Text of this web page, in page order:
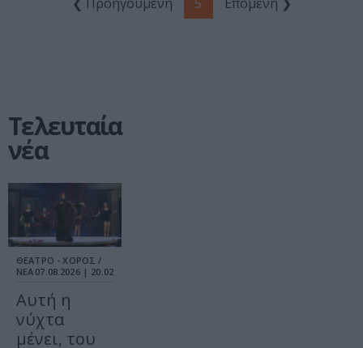
Τελευταία
νέα
ΘΕΑΤΡΟ - ΧΟΡΟΣ /
ΝΕΑ 07.08.2026 | 20.02
Αυτή η
νύχτα
μένει, του